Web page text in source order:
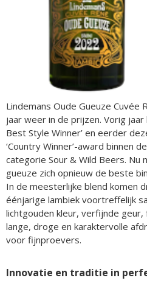
Lindemans Oude Gueuze Cuvée
jaar weer in de prijzen. Vorig jaar
Best Style Winner’ en eerder
‘Country Winner’-award binnen
categorie Sour & Wild Beers. Nu
gueuze zich opnieuw de beste
In de meesterlijke blend komen
éénjarige lambiek voortreffelijk
lichtgouden kleur, verfijnde geur,
lange, droge en karaktervolle
voor fijnproevers.
Innovatie en traditie in